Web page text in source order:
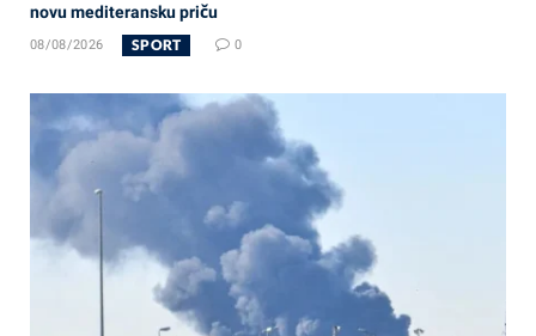
novu mediteransku priču
08/08/2026 SPORT 0